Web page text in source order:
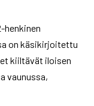
henkinen
on käsikirjoitettu
kiiltävät iloisen
vaunussa,